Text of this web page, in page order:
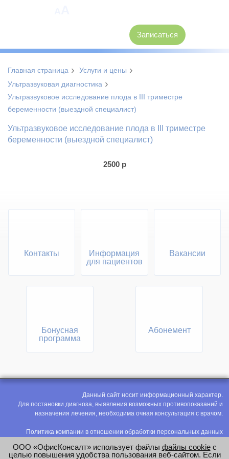
Записаться
Главная страница › Услуги и цены ›
Ультразвуковая диагностика ›
Ультразвуковое исследование плода в III триместре
беременности (выездной специалист)
Ультразвуковое исследование плода в III триместре
беременности (выездной специалист)
2500 р
Контакты
Информация
для пациентов
Вакансии
Бонусная
программа
Абонемент
Данный сайт носит информационный характер.
Для постановки диагноза, выявления возможных противопоказаний и
назначения лечения, необходима очная консультация с врачом.
Политика компании в отношении обработки персональных данных
Соглашение на обработку персональных данных
ООО «ОфисКонсалт» использует файлы файлы cookieс
целью повышения удобства пользования веб-сайтом. Если